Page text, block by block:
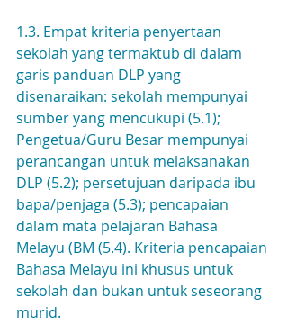
1.3. Empat kriteria penyertaan
sekolah yang termaktub di dalam
garis panduan DLP yang
disenaraikan: sekolah mempunyai
sumber yang mencukupi (5.1);
Pengetua/Guru Besar mempunyai
perancangan untuk melaksanakan
DLP (5.2); persetujuan daripada ibu
bapa/penjaga (5.3); pencapaian
dalam mata pelajaran Bahasa
Melayu (BM (5.4). Kriteria pencapaian
Bahasa Melayu ini khusus untuk
sekolah dan bukan untuk seseorang
murid.